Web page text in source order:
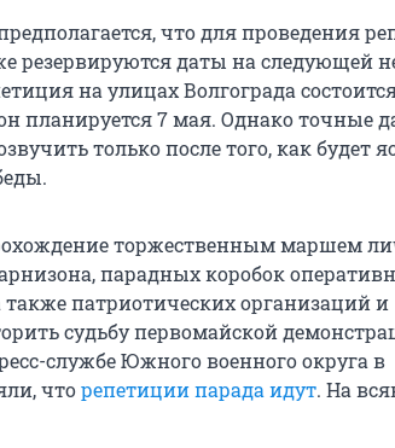
что для проведения
резервируются даты на следующей
на улицах Волгограда
планируется 7 мая. Однако точные
только после того, как будет
торжественным маршем
парадных коробок
также патриотических организаций и
судьбу первомайской
службе Южного военного округа в
чторепетиции парада идут. На